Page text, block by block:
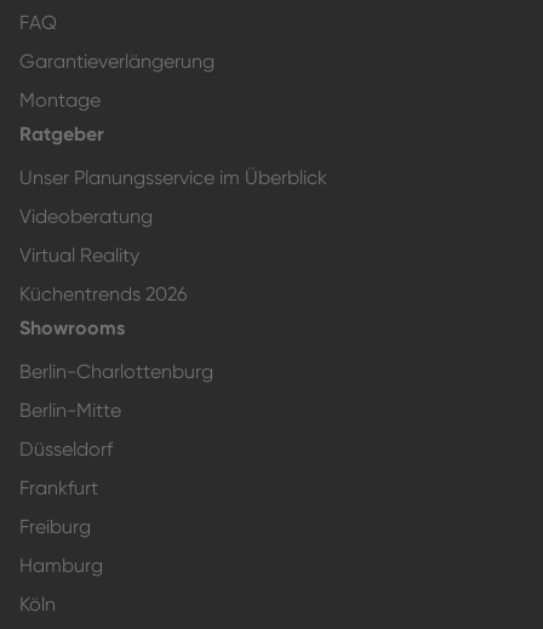
FAQ
Garantieverlängerung
Montage
Ratgeber
Unser Planungsservice im Überblick
Videoberatung
Virtual Reality
Küchentrends 2026
Showrooms
Berlin-Charlottenburg
Berlin-Mitte
Düsseldorf
Frankfurt
Freiburg
Hamburg
Köln